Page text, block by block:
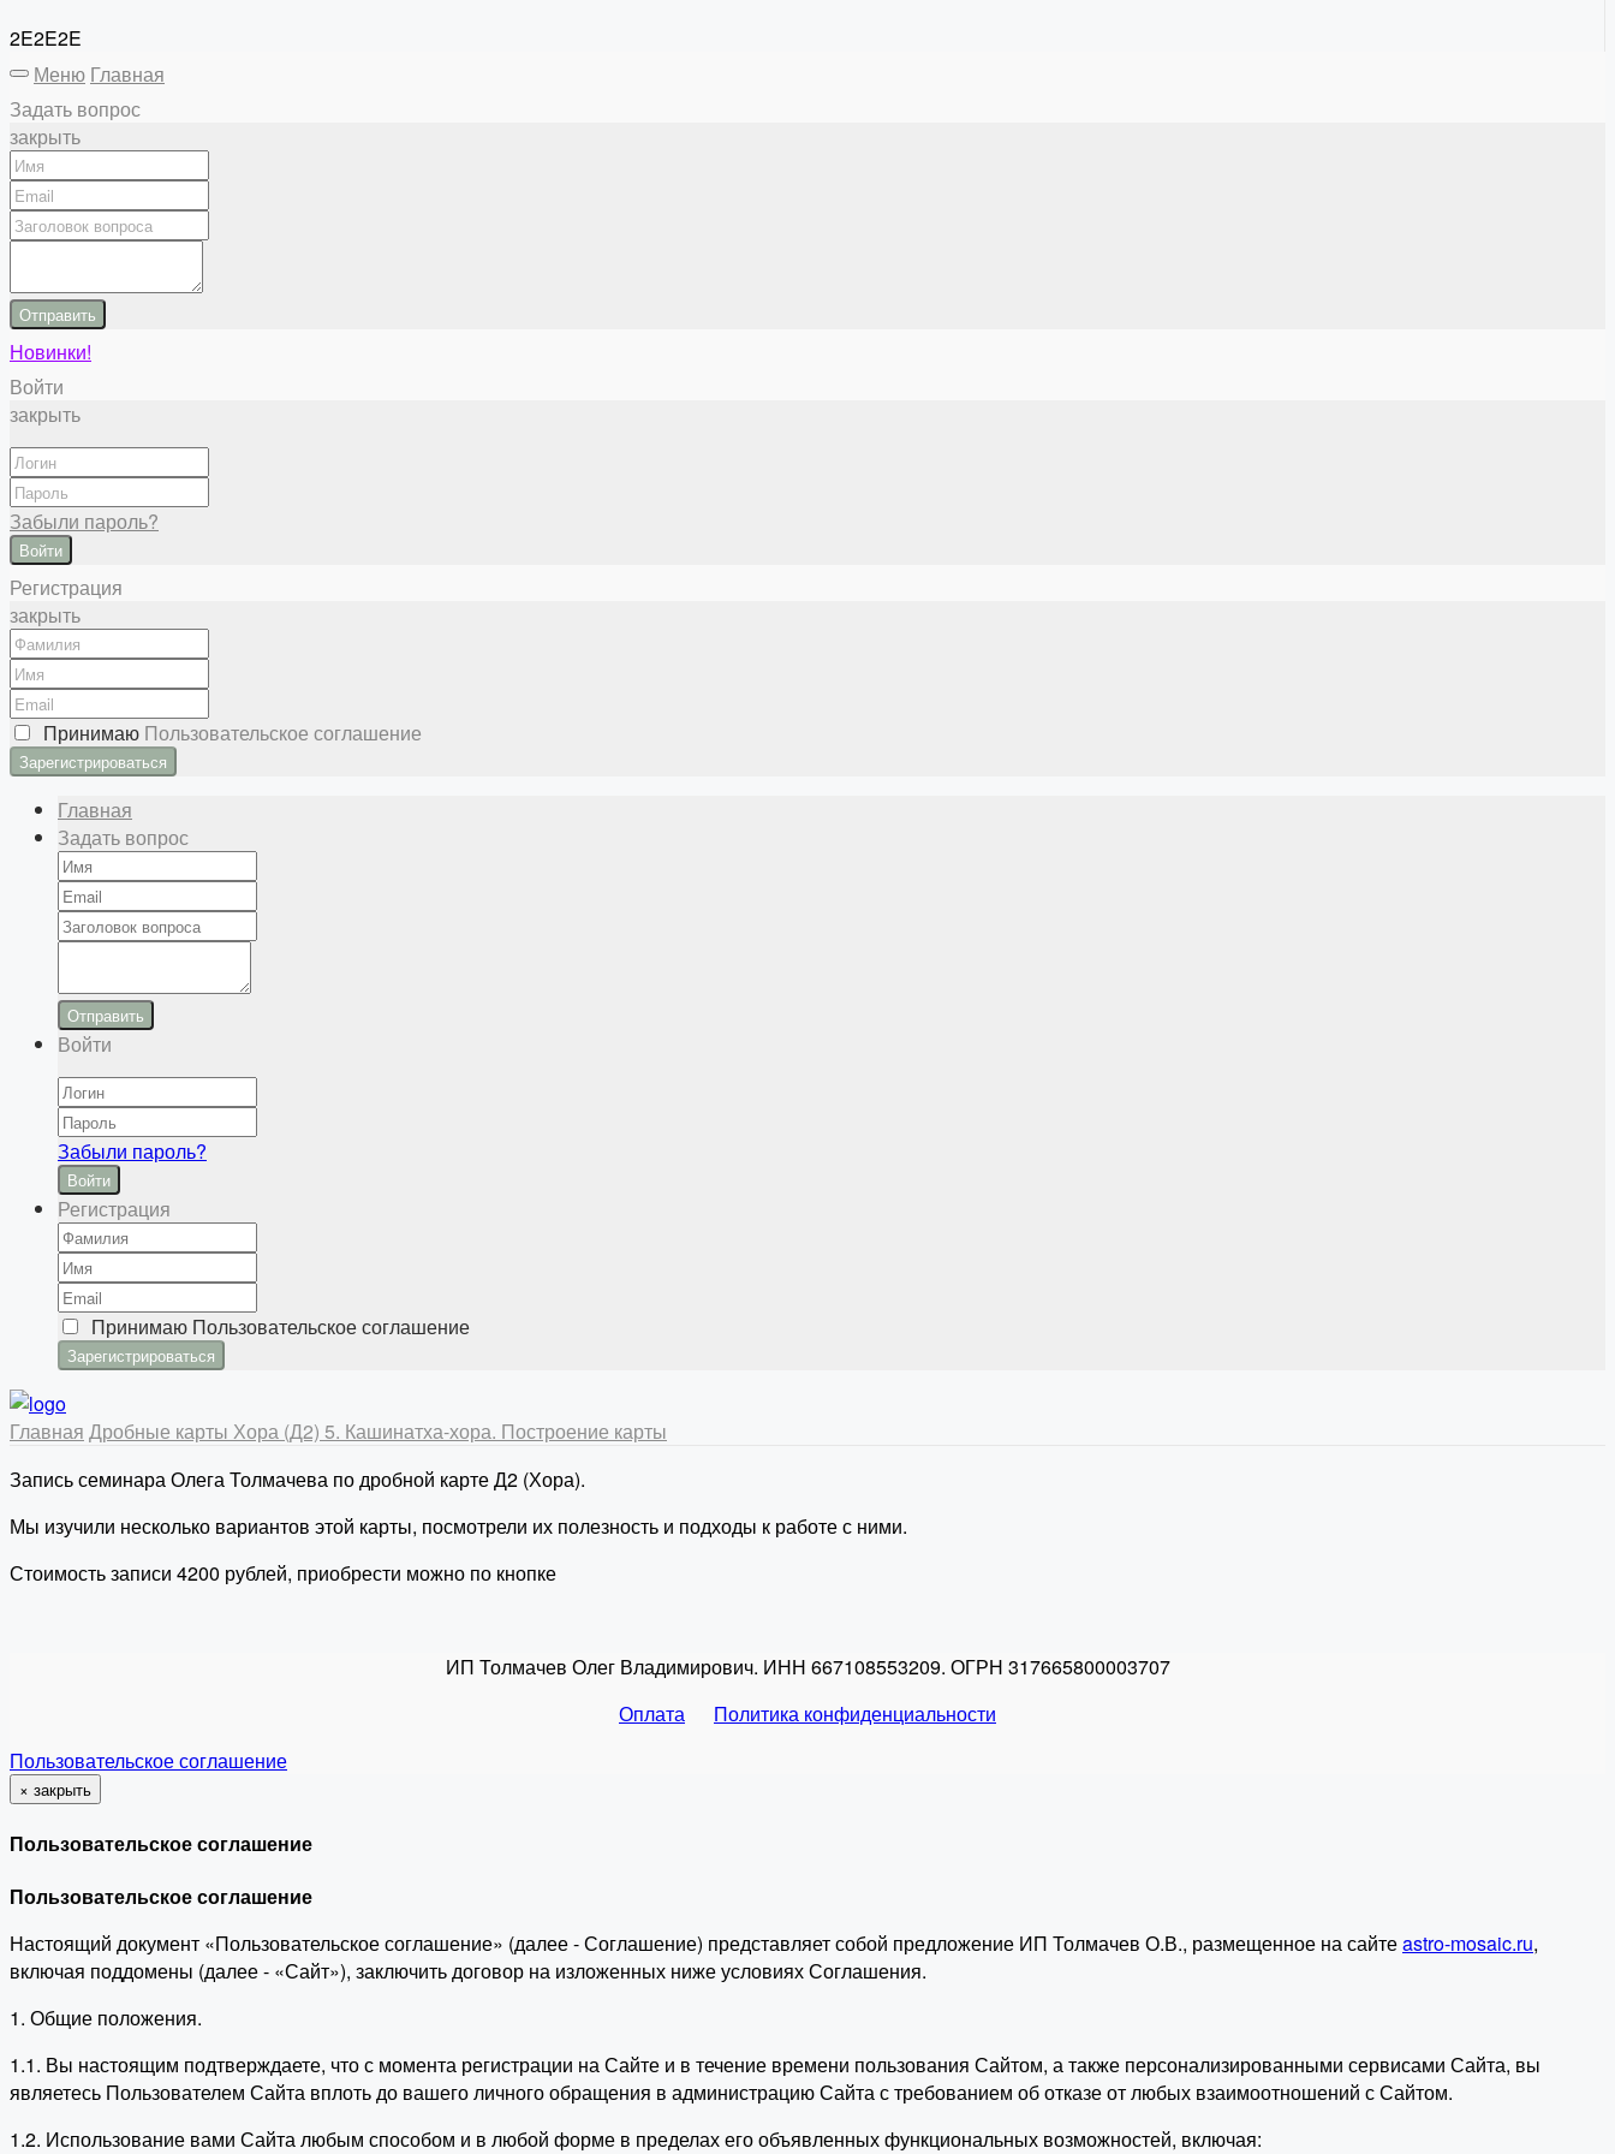
2E2E2E
Меню Главная
Задать вопрос
закрыть
Отправить
Новинки!
Войти
закрыть
Забыли пароль?
Войти
Регистрация
закрыть
Принимаю Пользовательское соглашение
Главная
Задать вопрос
Отправить
Войти
Забыли пароль?
Войти
Регистрация
Принимаю Пользовательское соглашение
Главная Дробные карты Хора (Д2) 5. Кашинатха-хора. Построение карты
Запись семинара Олега Толмачева по дробной карте Д2 (Хора).
Мы изучили несколько вариантов этой карты, посмотрели их полезность и подходы к работе с ними.
Стоимость записи 4200 рублей, приобрести можно по кнопке
ИП Толмачев Олег Владимирович. ИНН 667108553209. ОГРН 317665800003707
Оплата
Политика конфиденциальности
Пользовательское соглашение
× закрыть
Пользовательское соглашение
Пользовательское соглашение
Настоящий документ «Пользовательское соглашение» (далее - Соглашение) представляет собой предложение ИП Толмачев О.В., размещенное на сайтеastro-mosaic.ru,
включая поддомены (далее - «Сайт»), заключить договор на изложенных ниже условиях Соглашения.
1. Общие положения.
1.1. Вы настоящим подтверждаете, что с момента регистрации на Сайте и в течение времени пользования Сайтом, а также персонализированными сервисами Сайта, вы
являетесь Пользователем Сайта вплоть до вашего личного обращения в администрацию Сайта с требованием об отказе от любых взаимоотношений с Сайтом.
1.2. Использование вами Сайта любым способом и в любой форме в пределах его объявленных функциональных возможностей, включая: